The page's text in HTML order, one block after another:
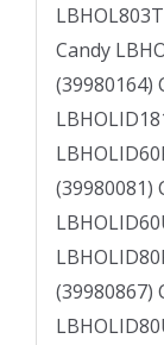
Candy
(39980164)
(39980081)
(39980867)